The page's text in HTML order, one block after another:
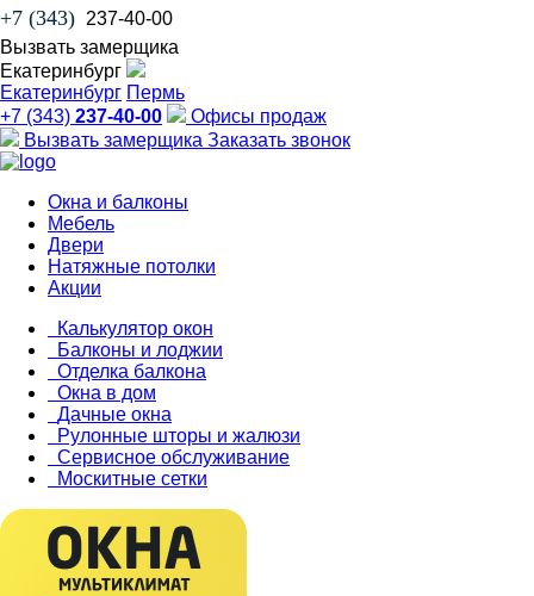
+7 (343) 237-40-00
Вызвать замерщика
Екатеринбург
Екатеринбург Пермь
+7 (343) 237-40-00
Офисы продаж
Вызвать замерщика Заказать звонок
Окна и балконы
Мебель
Двери
Натяжные потолки
Акции
Калькулятор окон
Балконы и лоджии
Отделка балкона
Окна в дом
Дачные окна
Рулонные шторы и жалюзи
Сервисное обслуживание
Москитные сетки